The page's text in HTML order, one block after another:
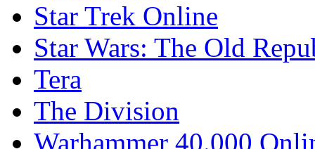
Star Trek Online
Star Wars: The Old
Tera
The Division
Warhammer 40.000